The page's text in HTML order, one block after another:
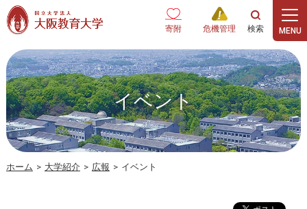
本文へ
寄附 危機管理
イベント
ホーム > 大学紹介 > 広報 > イベント